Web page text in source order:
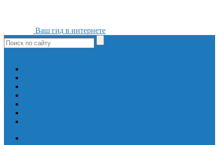
Ваш гид в интернете